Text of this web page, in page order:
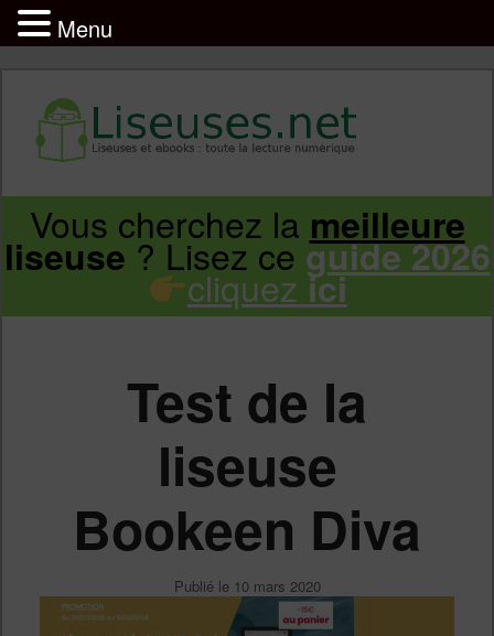
Infos sur les liseuses Kindle, Kobo,
Vivlio, Pocketbook
Aller
Aller
Vous cherchez la meilleure
liseuse? Lisez ceguide 2026
cliquez ici
Test de la
liseuse
Bookeen Diva
Publié le 10 mars 2020
Menu